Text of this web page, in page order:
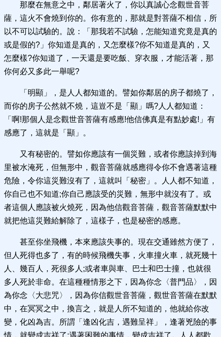
那麼在無意之中，鄰居著火了，你以真誠心念觀世音菩
薩，這火不會燒到你的。你有意的，那就是對菩薩不相信，所
以不可以試驗的。說：「那我若不試驗，怎能知道究竟是真的
或是假的?」你知道是真的，又怎麼樣?你不知道是真的，又
怎麼樣?你知道了，一天還是要吃飯、穿衣服，才能活著，那
你何必又多此一舉呢?
「明顯」，是人人都知道的。譬如你鄰居的房子都燒了，
而你的房子公然就不燒，這豈不是「顯」嗎?人人都知道：
「啊!那個人是念觀世音菩薩有感應!他信佛真是有點妙處!」有
感應了，這就是「顯」。
又有秘密的。譬如你應該有一個災難，或者你應該掉到海
里被水淹死，但無形中，觀音菩薩就感應得令你不會遇著這種
危險，令你這災難沒有了，這就叫「秘密」。人人都不知道，
你自己也不知道;你自己應該受的災難，無形中就沒有了。或
者這個人應該被火燒死，因為他信觀音菩薩，觀音菩薩默默中
就把他這災難給解除了，這樣子，也是秘密的感應。
甚至你坐飛機，本來應該失事的。現在交通雖然方便了，
但人死得也多了，有的時候飛機失事，火車撞火車，就死幾十
人、幾百人，死很多人;或者車與車、巴士和巴士撞，也就很
多人死於非命。在這種種情形之下，因為你念〈普門品〉，因
為你念〈大悲咒〉，因為你信觀世音菩薩，觀世音菩薩在默默
中，在冥冥之中，換言之，就是人所不知道的，他就給你改
變，化凶為吉。所謂「逢凶化吉，遇難呈祥」，逢著兇險的事